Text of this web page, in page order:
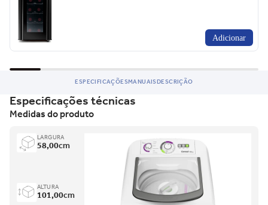
Adicionar
ESPECIFICAÇÕESMANUAISDESCRIÇÃO
Especificações técnicas
Medidas do produto
LARGURA
58,00cm
ALTURA
101,00cm